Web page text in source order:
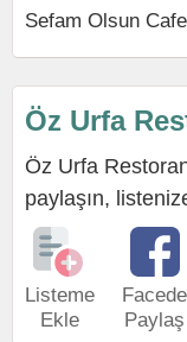
Sefam Olsun
Öz Urfa
Öz Urfa
paylaşın,
Listeme
Ekle
Facede
Paylaş